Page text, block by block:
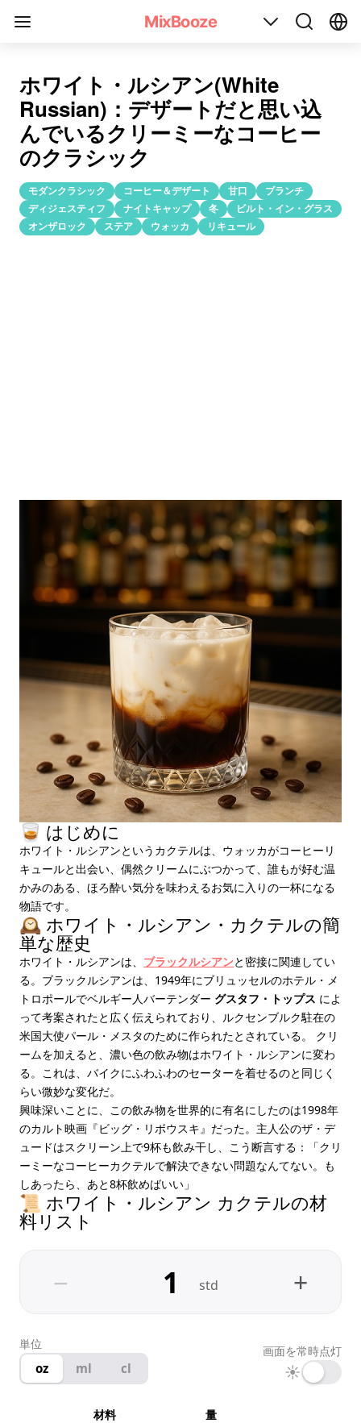
MixBooze
ホワイト・ルシアン(White Russian)のカクテルレシピ
ホワイト・ルシアン(White
Russian)：デザートだと思い込
んでいるクリーミーなコーヒー
のクラシック
モダンクラシック コーヒー＆デザート 甘口
ブランチ
ディジェスティフ
ナイトキャップ 冬
ビルト・イン・グラス
オンザロック
ステア ウォッカ リキュール
🥃 はじめに
ホワイト・ルシアンというカクテルは、ウォッカがコーヒーリ
キュールと出会い、偶然クリームにぶつかって、誰もが好む温
かみのある、ほろ酔い気分を味わえるお気に入りの一杯になる
物語です。
🕰️ ホワイト・ルシアン・カクテルの簡
単な歴史
ホワイト・ルシアンは、 ブラックルシアンと密接に関連してい
る。ブラックルシアンは、1949年にブリュッセルのホテル・メ
トロポールでベルギー人バーテンダー グスタフ・トップス によ
って考案されたと広く伝えられており、ルクセンブルク駐在の
米国大使パール・メスタのために作られたとされている。 クリ
ームを加えると、濃い色の飲み物はホワイト・ルシアンに変わ
る。これは、バイクにふわふわのセーターを着せるのと同じく
らい微妙な変化だ。
興味深いことに、この飲み物を世界的に有名にしたのは1998年
のカルト映画『ビッグ・リボウスキ』だった。主人公のザ・デ
ュードはスクリーン上で9杯も飲み干し、こう断言する：「クリ
ーミーなコーヒーカクテルで解決できない問題なんてない。も
しあったら、あと8杯飲めばいい」
📜 ホワイト・ルシアン カクテルの材
料リスト
− std +
単位
oz ml cl
画面を常時点灯
☀
材料
量